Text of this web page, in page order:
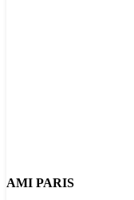
AMI PARIS